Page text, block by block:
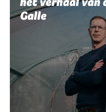
Galle